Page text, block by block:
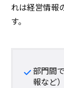
れは経営情報
す。
部門間
報など